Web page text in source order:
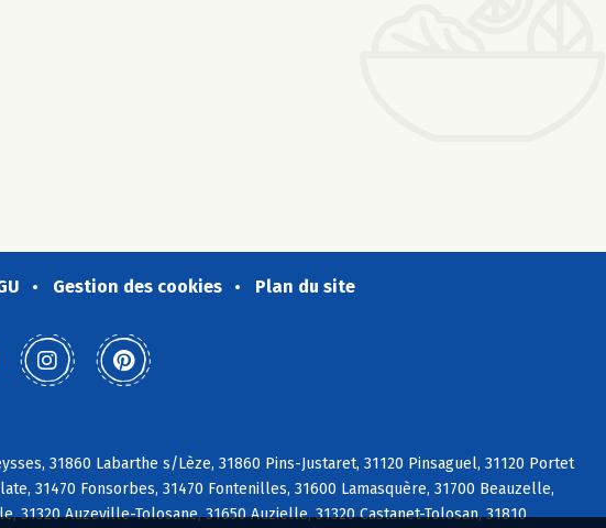
Gestion des cookies Plan du site
31860 Labarthe s/Lèze, 31860 Pins-Justaret, 31120 Pinsaguel, 31120 Portet
31470 Fonsorbes, 31470 Fontenilles, 31600 Lamasquère, 31700 Beauzelle,
31320 Auzeville-Tolosane, 31650 Auzielle, 31320 Castanet-Tolosan, 31810